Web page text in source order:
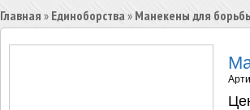
Главная » Единоборства » Манекены для